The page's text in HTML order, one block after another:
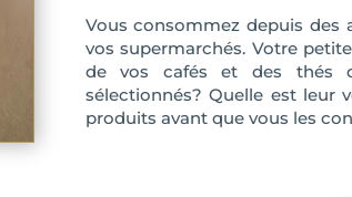
Vous consommez depuis des
vos supermarchés. Votre
de vos cafés et des thés
sélectionnés? Quelle est leur
produits avant que vous les